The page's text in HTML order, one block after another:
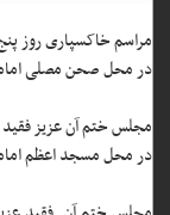
مراسم خاکسپاری روز پنج شنبه
در محل صحن مصلی امامزاده جعفر
مجلس ختم آن عزیز فقید در روز جمعه
در محل مسجد اعظم